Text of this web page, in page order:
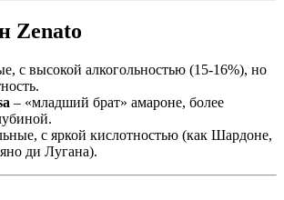
Zenato
с высокой алкогольностью (15-16%), но
– «младший брат» амароне, более
с яркой кислотностью (как Шардоне,
ди Лугана).